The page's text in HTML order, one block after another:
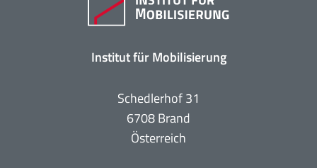
Institut für Mobilisierung
Schedlerhof 31
6708 Brand
Österreich